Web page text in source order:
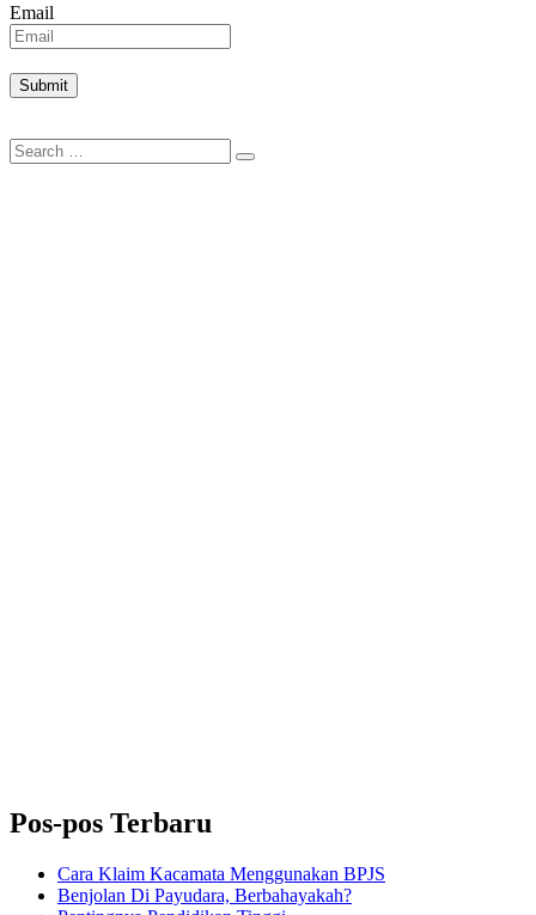
Email
Search
for:
Search
Pos-pos Terbaru
Cara Klaim Kacamata Menggunakan BPJS
Benjolan Di Payudara, Berbahayakah?